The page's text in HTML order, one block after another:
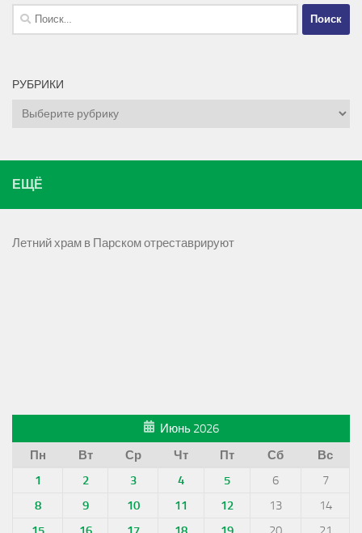
Найти:
РУБРИКИ
Рубрики
ЕЩЁ
Летний храм в Парском отреставрируют
Июнь 2026
Пн
Вт Ср Чт Пт Сб
Вс
1
2 3 4 5 6
7
8
9 10 11 12 13
14